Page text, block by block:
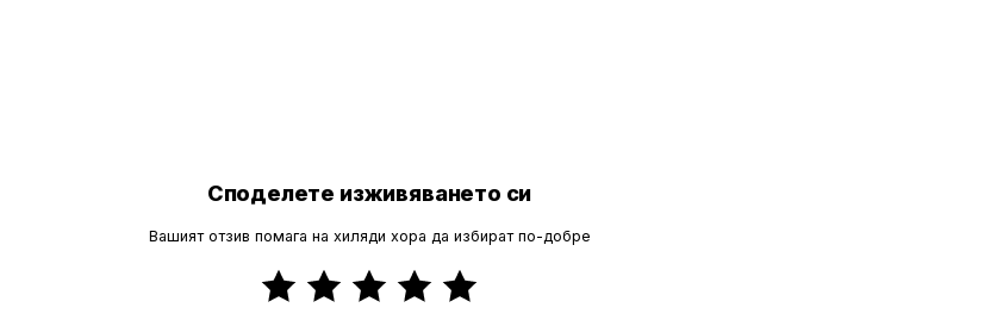
Споделете изживяването си
Вашият отзив помага на хиляди хора да избират по-добре